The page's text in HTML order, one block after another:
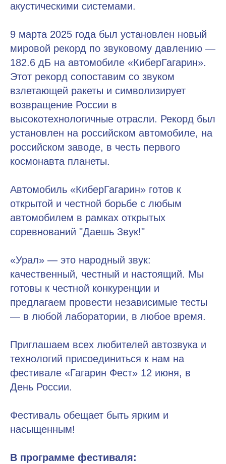
акустическими системами.
9 марта 2025 года был установлен новый
мировой рекорд по звуковому давлению —
182.6 дБ на автомобиле «КиберГагарин».
Этот рекорд сопоставим со звуком
взлетающей ракеты и символизирует
возвращение России в
высокотехнологичные отрасли. Рекорд был
установлен на российском автомобиле, на
российском заводе, в честь первого
космонавта планеты.
Автомобиль «КиберГагарин» готов к
открытой и честной борьбе с любым
автомобилем в рамках открытых
соревнований "Даешь Звук!"
«Урал» — это народный звук:
качественный, честный и настоящий. Мы
готовы к честной конкуренции и
предлагаем провести независимые тесты
— в любой лаборатории, в любое время.
Приглашаем всех любителей автозвука и
технологий присоединиться к нам на
фестивале «Гагарин Фест» 12 июня, в
День России.
Фестиваль обещает быть ярким и
насыщенным!
В программе фестиваля: